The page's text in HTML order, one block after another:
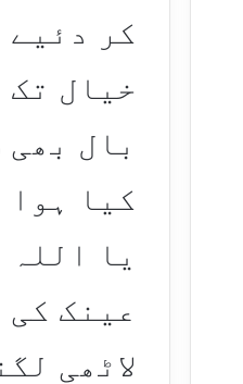
کر دئیے
خیال تک
بال
کیا ہوا
یا
عینک
لاٹھی